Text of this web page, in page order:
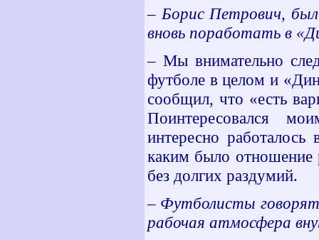
– Борис Петрович,
вновь поработать в
– Мы внимательно
футболе в целом и
сообщил, что «есть
Поинтересовался
интересно
каким было отношение
без долгих раздумий.
– Футболисты
рабочая атмосфера